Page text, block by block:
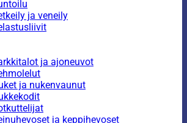
ja veneily
ja ajoneuvot
ja nukenvaunut
ja keppihevoset